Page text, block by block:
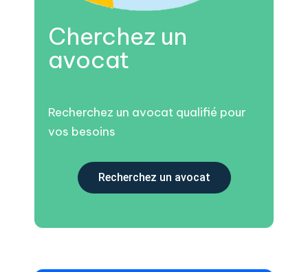
Cherchez un
avocat
Recherchez un avocat qualifié pour
vos besoins
Recherchez un avocat